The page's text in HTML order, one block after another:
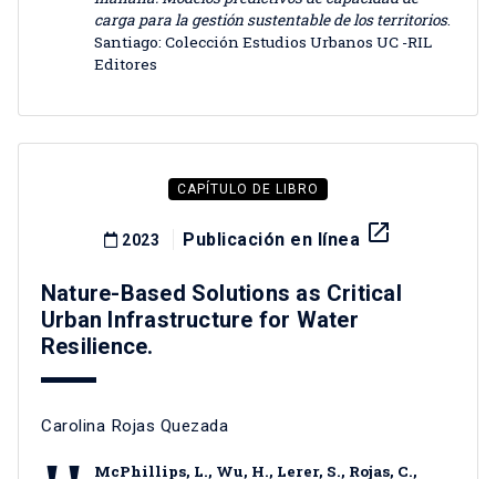
carga para la gestión sustentable de los territorios.
Santiago: Colección Estudios Urbanos UC -RIL
Editores
CAPÍTULO DE LIBRO
2023 Publicación en línea launch
Nature-Based Solutions as Critical
Urban Infrastructure for Water
Resilience.
Carolina Rojas Quezada
McPhillips, L., Wu, H., Lerer, S., Rojas, C.,